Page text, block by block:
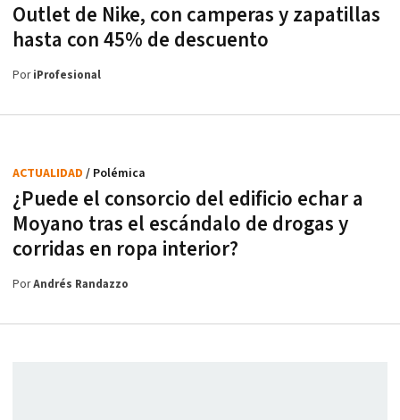
Outlet de Nike, con camperas y zapatillas
hasta con 45% de descuento
PoriProfesional
¿Puede el consorcio del edificio echar a
Moyano tras el escándalo de drogas y
corridas en ropa interior?
ACTUALIDAD / Polémica
PorAndrés Randazzo